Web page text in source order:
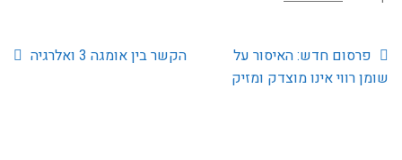
ניווט
הפוסט
הקודם:
פרסום חדש: האיסור על
שומן רווי אינו מוצדק ומזיק
הפוסט
הקשר בין אומגה 3 ואלרגיה